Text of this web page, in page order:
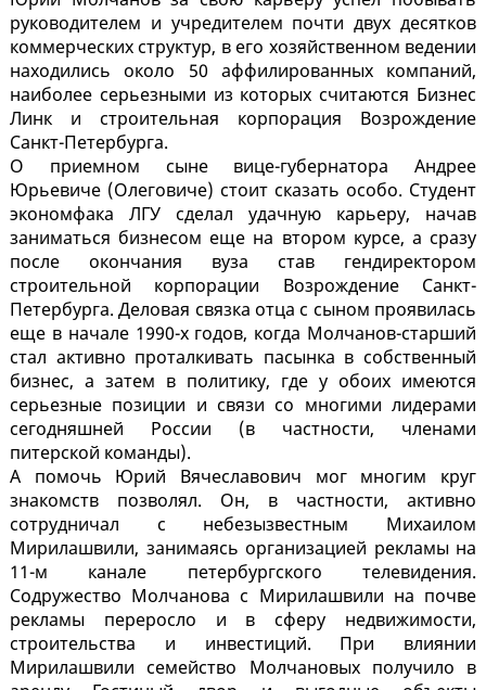
руководителем и учредителем почти двух десятков
коммерческих структур, в его хозяйственном ведении
находились около 50 аффилированных компаний,
наиболее серьезными из которых считаются Бизнес
Линк и строительная корпорация Возрождение
Санкт-Петербурга.
О приемном сыне вице-губернатора Андрее
Юрьевиче (Олеговиче) стоит сказать особо. Студент
экономфака ЛГУ сделал удачную карьеру, начав
заниматься бизнесом еще на втором курсе, а сразу
после окончания вуза став гендиректором
строительной корпорации Возрождение Санкт-
Петербурга. Деловая связка отца с сыном проявилась
еще в начале 1990-х годов, когда Молчанов-старший
стал активно проталкивать пасынка в собственный
бизнес, а затем в политику, где у обоих имеются
серьезные позиции и связи со многими лидерами
сегодняшней России (в частности, членами
питерской команды).
А помочь Юрий Вячеславович мог многим круг
знакомств позволял. Он, в частности, активно
сотрудничал с небезызвестным Михаилом
Мирилашвили, занимаясь организацией рекламы на
11-м канале петербургского телевидения.
Содружество Молчанова с Мирилашвили на почве
рекламы переросло и в сферу недвижимости,
строительства и инвестиций. При влиянии
Мирилашвили семейство Молчановых получило в